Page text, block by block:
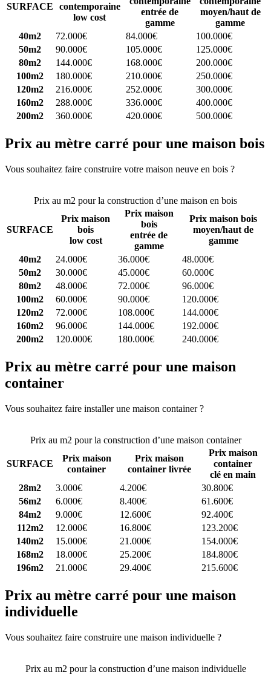
SURFACE
contemporaine
low cost
entrée de
gamme
moyen/haut de
gamme
40m2
72.000€ 84.000€
100.000€
50m2
90.000€ 105.000€
125.000€
80m2
144.000€ 168.000€
200.000€
100m2
180.000€ 210.000€
250.000€
120m2
216.000€ 252.000€
300.000€
160m2
288.000€ 336.000€
400.000€
200m2
360.000€ 420.000€ 500.000€
Prix au mètre carré pour une maison bois
Vous souhaitez faire construire votre maison neuve en bois ?
Prix au m2 pour la construction d’une maison en bois
SURFACE
Prix maison
bois
low cost
Prix maison
bois
entrée de
gamme
Prix maison bois
moyen/haut de
gamme
40m2
24.000€ 36.000€
48.000€
50m2
30.000€ 45.000€
60.000€
80m2
48.000€ 72.000€
96.000€
100m2
60.000€ 90.000€
120.000€
120m2
72.000€ 108.000€
144.000€
160m2
96.000€ 144.000€
192.000€
200m2
120.000€ 180.000€ 240.000€
Prix au mètre carré pour une maison
container
Vous souhaitez faire installer une maison container ?
Prix au m2 pour la construction d’une maison container
SURFACE
Prix maison
container
Prix maison
container livrée
Prix maison
container
clé en main
28m2
3.000€ 4.200€
30.800€
56m2
6.000€ 8.400€
61.600€
84m2
9.000€ 12.600€
92.400€
112m2
12.000€ 16.800€
123.200€
140m2
15.000€ 21.000€
154.000€
168m2
18.000€ 25.200€
184.800€
196m2
21.000€ 29.400€ 215.600€
Prix au mètre carré pour une maison
individuelle
Vous souhaitez faire construire une maison individuelle ?
Prix au m2 pour la construction d’une maison individuelle